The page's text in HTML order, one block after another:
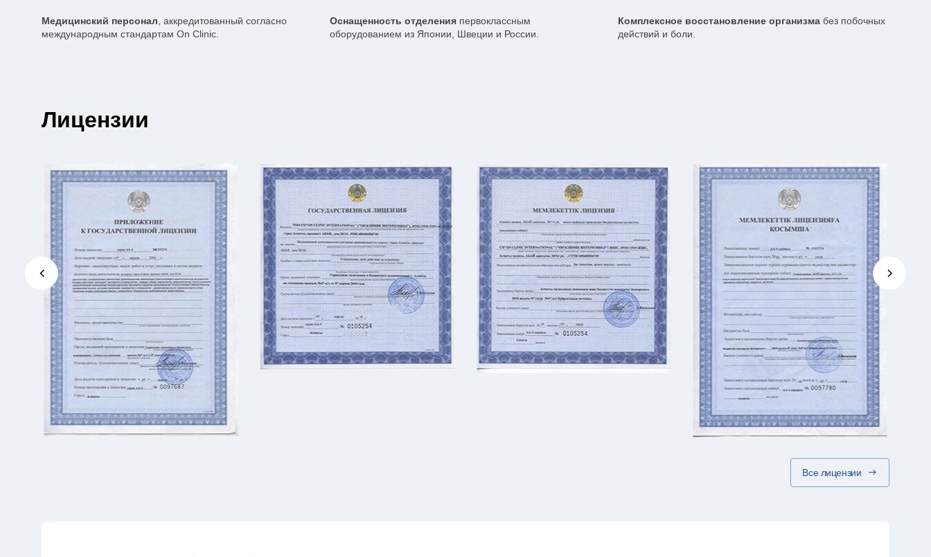
Медицинский персонал , аккредитованный согласно
международным стандартам On Clinic.
Оснащенность отделенияпервоклассным
оборудованием из Японии, Швеции и России.
Комплексное восстановление организмабез побочных
действий и боли.
Лицензии
Все лицензии